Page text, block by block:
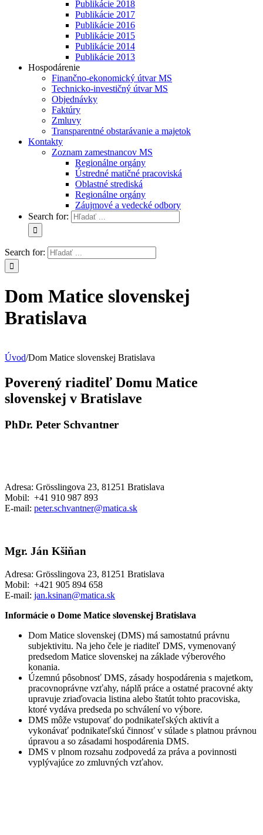
Publikácie 2018
Publikácie 2017
Publikácie 2016
Publikácie 2015
Publikácie 2014
Publikácie 2013
Hospodárenie
Finančno-ekonomický útvar MS
Technicko-investičný útvar MS
Objednávky
Faktúry
Zmluvy
Transparentné obstarávanie a majetok
Kontakty
Zoznam zamestnancov MS
Regionálne orgány
Ústredné matičné pracoviská
Oblastné strediská
Regionálne orgány
Záujmové a vedecké odbory
Search for:
Search for:
Dom Matice slovenskej
Bratislava
Úvod/Dom Matice slovenskej Bratislava
Poverený riaditeľ Domu Matice
slovenskej v Bratislave
PhDr. Peter Schvantner
Adresa: Grösslingova 23, 81251 Bratislava
Mobil: +41 910 987 893
E-mail: peter.schvantner@matica.sk
Mgr. Ján Kšiňan
Adresa: Grösslingova 23, 81251 Bratislava
Mobil: +421 905 894 658
E-mail: jan.ksinan@matica.sk
Informácie o Dome Matice slovenskej Bratislava
Dom Matice slovenskej (DMS) má samostatnú právnu
subjektivitu. Na jeho čele je riaditeľ DMS, vymenovaný
predsedom Matice slovenskej na základe výberového
konania.
Územnú pôsobnosť DMS, zásady hospodárenia s majetkom,
pracovnoprávne vzťahy, náplň práce a ostatné pracovné akty
upravuje zriaďovacia listina alebo štatút tohto pracoviska,
ktoré vydáva predseda po schválení vo výbore.
DMS môže vstupovať do podnikateľských aktivít a
vykonávať podnikateľskú činnosť v súlade s platnou právnou
úpravou a so zásadami hospodárenia DMS.
DMS v plnom rozsahu zodpovedá za práva a povinnosti
vyplývajúce zo zmluvných vzťahov.